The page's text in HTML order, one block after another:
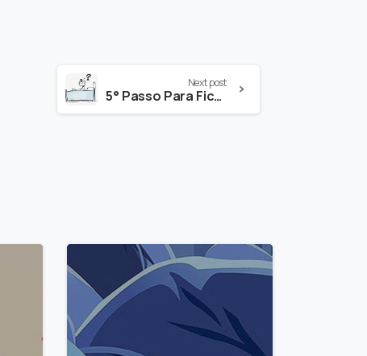
Next post
5° Passo Para Ficar Bem: Encontrar o Propósito
-